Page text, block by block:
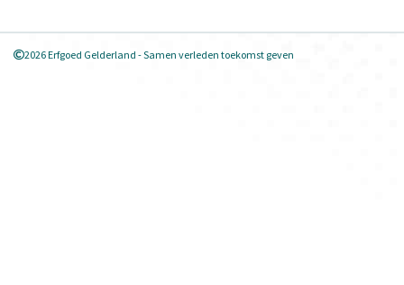
2026 Erfgoed Gelderland - Samen verleden toekomst geven